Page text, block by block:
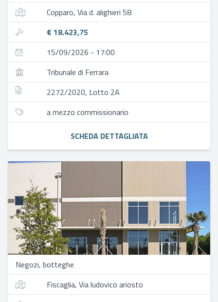
Copparo, Via d. alighieri 58
€ 18.423,75
15/09/2026 - 17:00
Tribunale di Ferrara
2272/2020, Lotto 2A
a mezzo commissionario
SCHEDA DETTAGLIATA
Negozi, botteghe
Fiscaglia, Via ludovico ariosto